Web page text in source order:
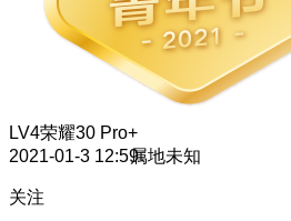
LV4荣耀30 Pro+
2021-01-3 12:59属地未知
关注